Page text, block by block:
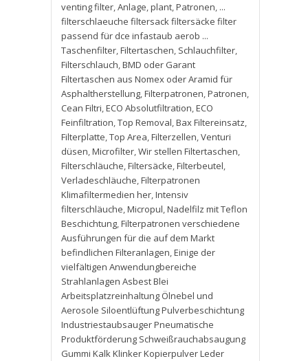
venting filter,Anlage,plant,Patronen, ...
filterschlaeuche filtersack filtersäcke filter
passend für dce infastaub aerob ...
Taschenfilter,Filtertaschen, Schlauchfilter,
Filterschlauch,BMD oder Garant
Filtertaschen aus Nomex oder Aramid für
Asphaltherstellung,Filterpatronen,Patronen,
Cean Filtri,ECO Absolutfiltration,ECO
Feinfiltration,Top Removal,Bax Filtereinsatz,
Filterplatte,Top Area,Filterzellen,Venturi
düsen,Microfilter,Wir stellen Filtertaschen,
Filterschläuche,Filtersäcke,Filterbeutel,
Verladeschläuche,Filterpatronen
Klimafiltermedien her,Intensiv
filterschläuche,Micropul,Nadelfilz mit Teflon
Beschichtung,Filterpatronen verschiedene
Ausführungen für die auf dem Markt
befindlichen Filteranlagen,Einige der
vielfältigen Anwendungbereiche
Strahlanlagen Asbest Blei
Arbeitsplatzreinhaltung Ölnebel und
Aerosole Siloentlüftung Pulverbeschichtung
Industriestaubsauger Pneumatische
Produktförderung Schweißrauchabsaugung
Gummi Kalk Klinker Kopierpulver Leder